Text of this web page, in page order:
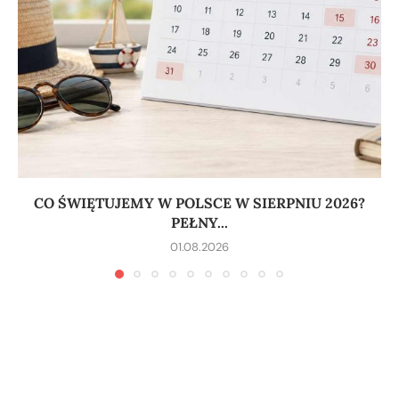
CO ŚWIĘTUJEMY W POLSCE W SIERPNIU 2026?
PEŁNY...
01.08.2026